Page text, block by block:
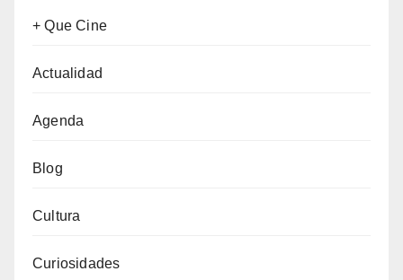
+ Que Cine
Actualidad
Agenda
Blog
Cultura
Curiosidades